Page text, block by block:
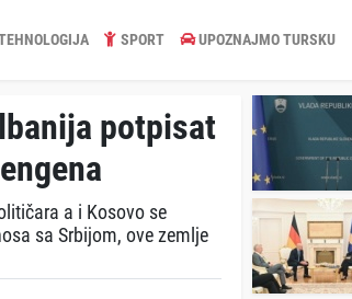
SPORT UPOZNAJMO TURSKU
potpisat
a i Kosovo se
sa Srbijom, ove zemlje